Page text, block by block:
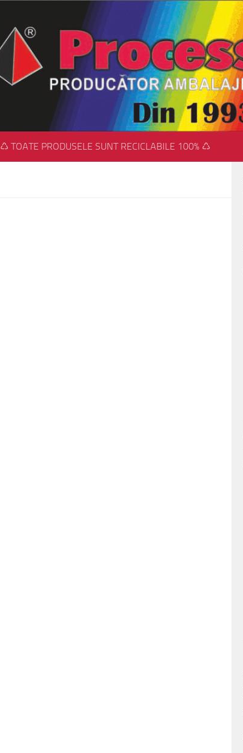
♺ TOATE PRODUSELE SUNT RECICLABILE 100% ♺